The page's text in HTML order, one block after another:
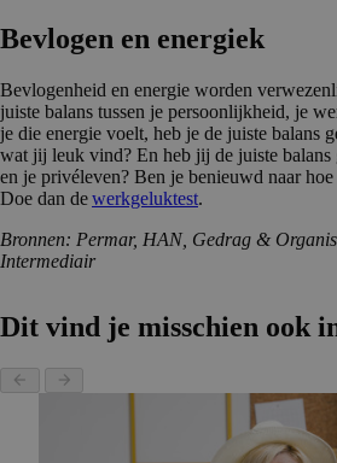
Bevlogen en energiek
Bevlogenheid en energie worden
juiste balans tussen je persoonlijkheid, je
je die energie voelt, heb je de juiste balans
wat jij leuk vind? En heb jij de juiste balans
en je privéleven? Ben je benieuwd naar
Doe dan dewerkgeluktest.
Bronnen: Permar, HAN, Gedrag &
Intermediair
Dit vind je misschien ook